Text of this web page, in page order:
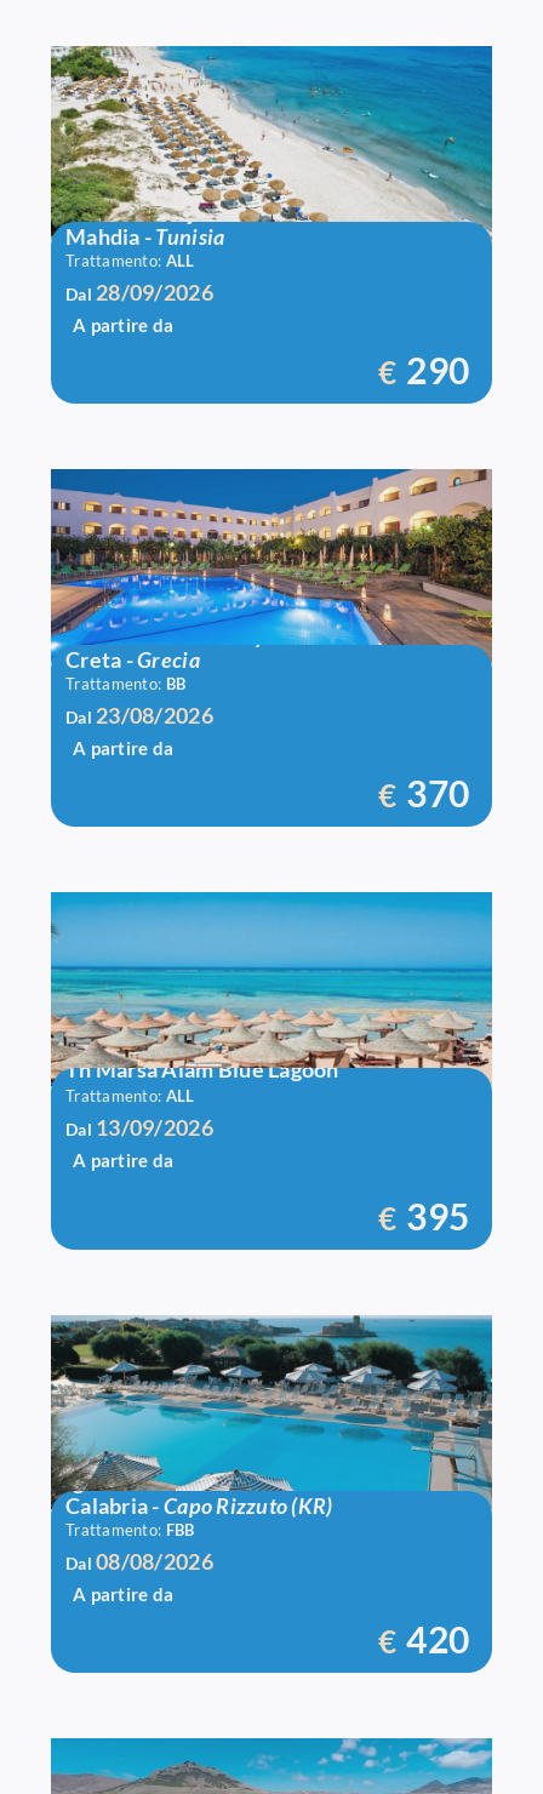
Bravo El Borj
Mahdia -Tunisia
Trattamento: ALL
Dal 28/09/2026
A partire da
€ 290
Hotel Malia Holidays
Creta -Grecia
Trattamento: BB
Dal 23/08/2026
A partire da
€ 370
Th Marsa Alam Blue Lagoon
Trattamento: ALL
Dal 13/09/2026
A partire da
€ 395
Igv Le Castella
Calabria-Capo Rizzuto (KR)
Trattamento: FBB
Dal08/08/2026
A partire da
€ 420